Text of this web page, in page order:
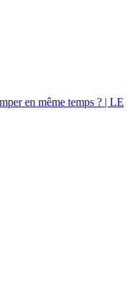
en même temps ? | LE